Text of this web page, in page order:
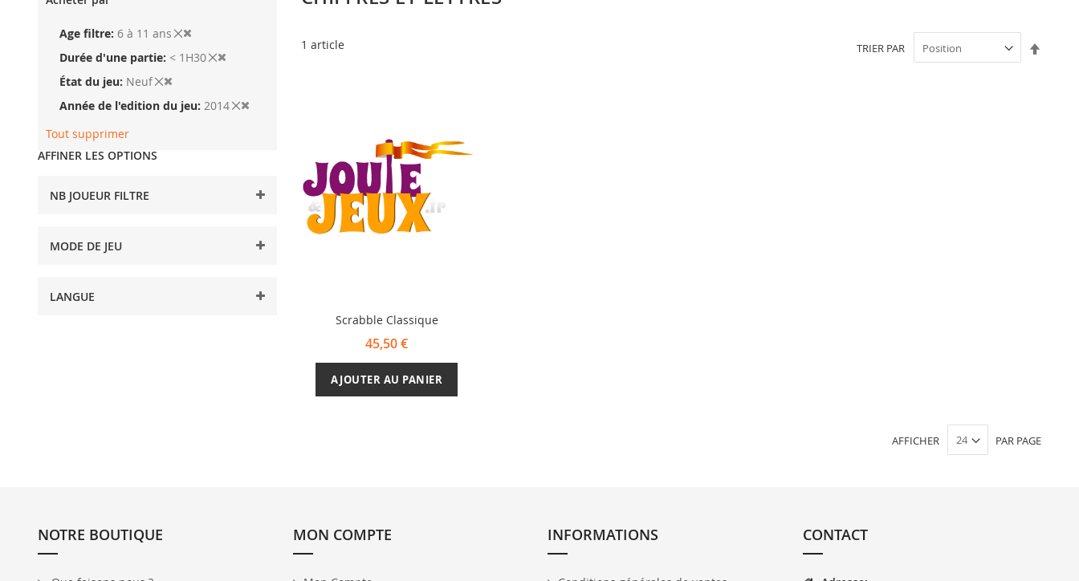
1 article TRIER PAR
Scrabble Classique
45,50 €
AJOUTER AU PANIER
AFFICHER PAR PAGE
Age filtre 6 à 11 ans
Durée d'une partie < 1H30
État du jeu Neuf
Année de l'edition du jeu 2014
Tout supprimer
AFFINER LES OPTIONS
NB JOUEUR FILTRE
MODE DE JEU
LANGUE
NOTRE BOUTIQUE MON COMPTE INFORMATIONS CONTACT